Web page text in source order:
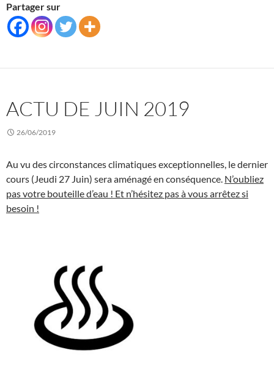
Partager sur
ACTU DE JUIN 2019
26/06/2019
Au vu des circonstances climatiques exceptionnelles, le dernier
cours (Jeudi 27 Juin) sera aménagé en conséquence. N’oubliez
pas votre bouteille d’eau ! Et n’hésitez pas à vous arrêtez si
besoin !